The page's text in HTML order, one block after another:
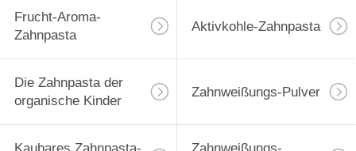
Frucht-Aroma-
Zahnpasta
Aktivkohle-Zahnpasta
Die Zahnpasta der
organische Kinder
Zahnweißungs-Pulver